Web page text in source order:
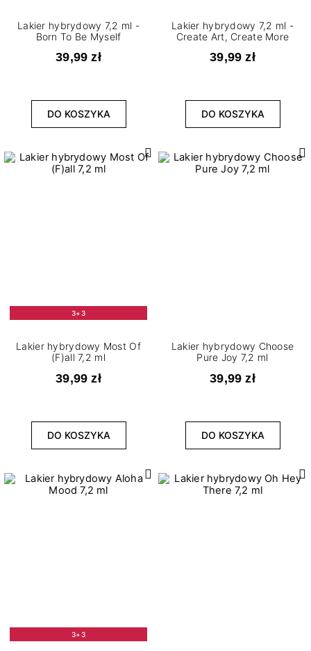
Lakier hybrydowy 7,2 ml -
Born To Be Myself
39,99 zł
DO KOSZYKA
Lakier hybrydowy 7,2 ml -
Create Art, Create More
39,99 zł
DO KOSZYKA
3+3
Lakier hybrydowy Most Of
(F)all 7,2 ml
39,99 zł
DO KOSZYKA
Lakier hybrydowy Choose
Pure Joy 7,2 ml
39,99 zł
DO KOSZYKA
3+3